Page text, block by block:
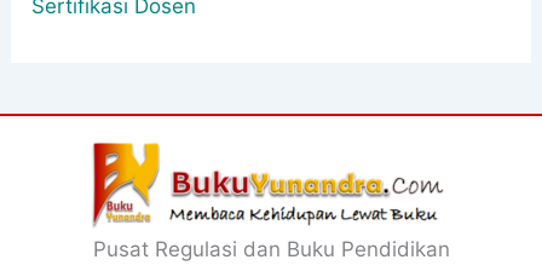
Sertifikasi Dosen
Pusat Regulasi dan Buku Pendidikan